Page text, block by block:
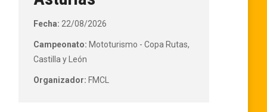
Fecha: 22/08/2026
Campeonato: Mototurismo - Copa Rutas,
Castilla y León
Organizador: FMCL